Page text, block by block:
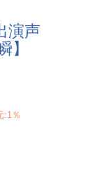
演声
】
:1％